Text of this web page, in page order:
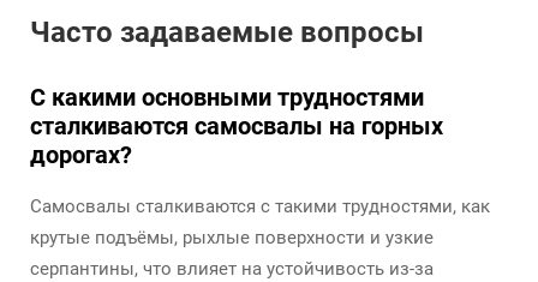
Часто задаваемые вопросы
С какими основными трудностями
сталкиваются самосвалы на горных
дорогах?
Самосвалы сталкиваются с такими трудностями, как
крутые подъёмы, рыхлые поверхности и узкие
серпантины, что влияет на устойчивость из-за